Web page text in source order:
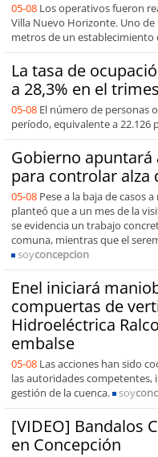
05-08 Los operativos fueron
Villa Nuevo Horizonte. Uno
metros de un establecimiento
La tasa de
a 28,3% en el
05-08 El número de personas
período, equivalente a 22.126
Gobierno
para controlar alza
05-08 Pese a la baja de casos
planteó que a un mes de la
se evidencia un trabajo
comuna, mientras que el
soyconcepcion
Enel iniciará
compuertas de
Hidroeléctrica
embalse
05-08 Las acciones han sido
las autoridades competentes,
gestión de la cuenca.
soy
[VIDEO] Bandalos
en Concepción